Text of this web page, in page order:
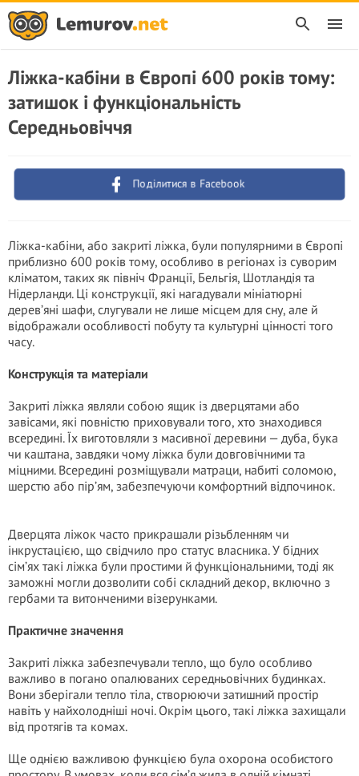
Ліжка-кабіни в Європі 600 років тому:
затишок і функціональність
Середньовіччя
Поділитися в Facebook
Ліжка-кабіни, або закриті ліжка, були популярними в Європі
приблизно 600 років тому, особливо в регіонах із суворим
кліматом, таких як північ Франції, Бельгія, Шотландія та
Нідерланди. Ці конструкції, які нагадували мініатюрні
дерев’яні шафи, слугували не лише місцем для сну, але й
відображали особливості побуту та культурні цінності того
часу.
Конструкція та матеріали
Закриті ліжка являли собою ящик із дверцятами або
завісами, які повністю приховували того, хто знаходився
всередині. Їх виготовляли з масивної деревини — дуба, бука
чи каштана, завдяки чому ліжка були довговічними та
міцними. Всередині розміщували матраци, набиті соломою,
шерстю або пір’ям, забезпечуючи комфортний відпочинок.
Дверцята ліжок часто прикрашали різьбленням чи
інкрустацією, що свідчило про статус власника. У бідних
сім’ях такі ліжка були простими й функціональними, тоді як
заможні могли дозволити собі складний декор, включно з
гербами та витонченими візерунками.
Практичне значення
Закриті ліжка забезпечували тепло, що було особливо
важливо в погано опалюваних середньовічних будинках.
Вони зберігали тепло тіла, створюючи затишний простір
навіть у найхолодніші ночі. Окрім цього, такі ліжка захищали
від протягів та комах.
Ще однією важливою функцією була охорона особистого